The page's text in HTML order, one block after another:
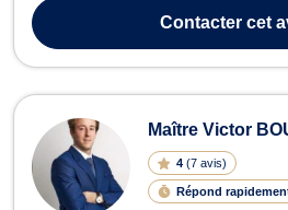
en dommage corporel, ainsi qu'en droit
pe...
Contactercet
Maître Victor
4 (7 avis)
Répond